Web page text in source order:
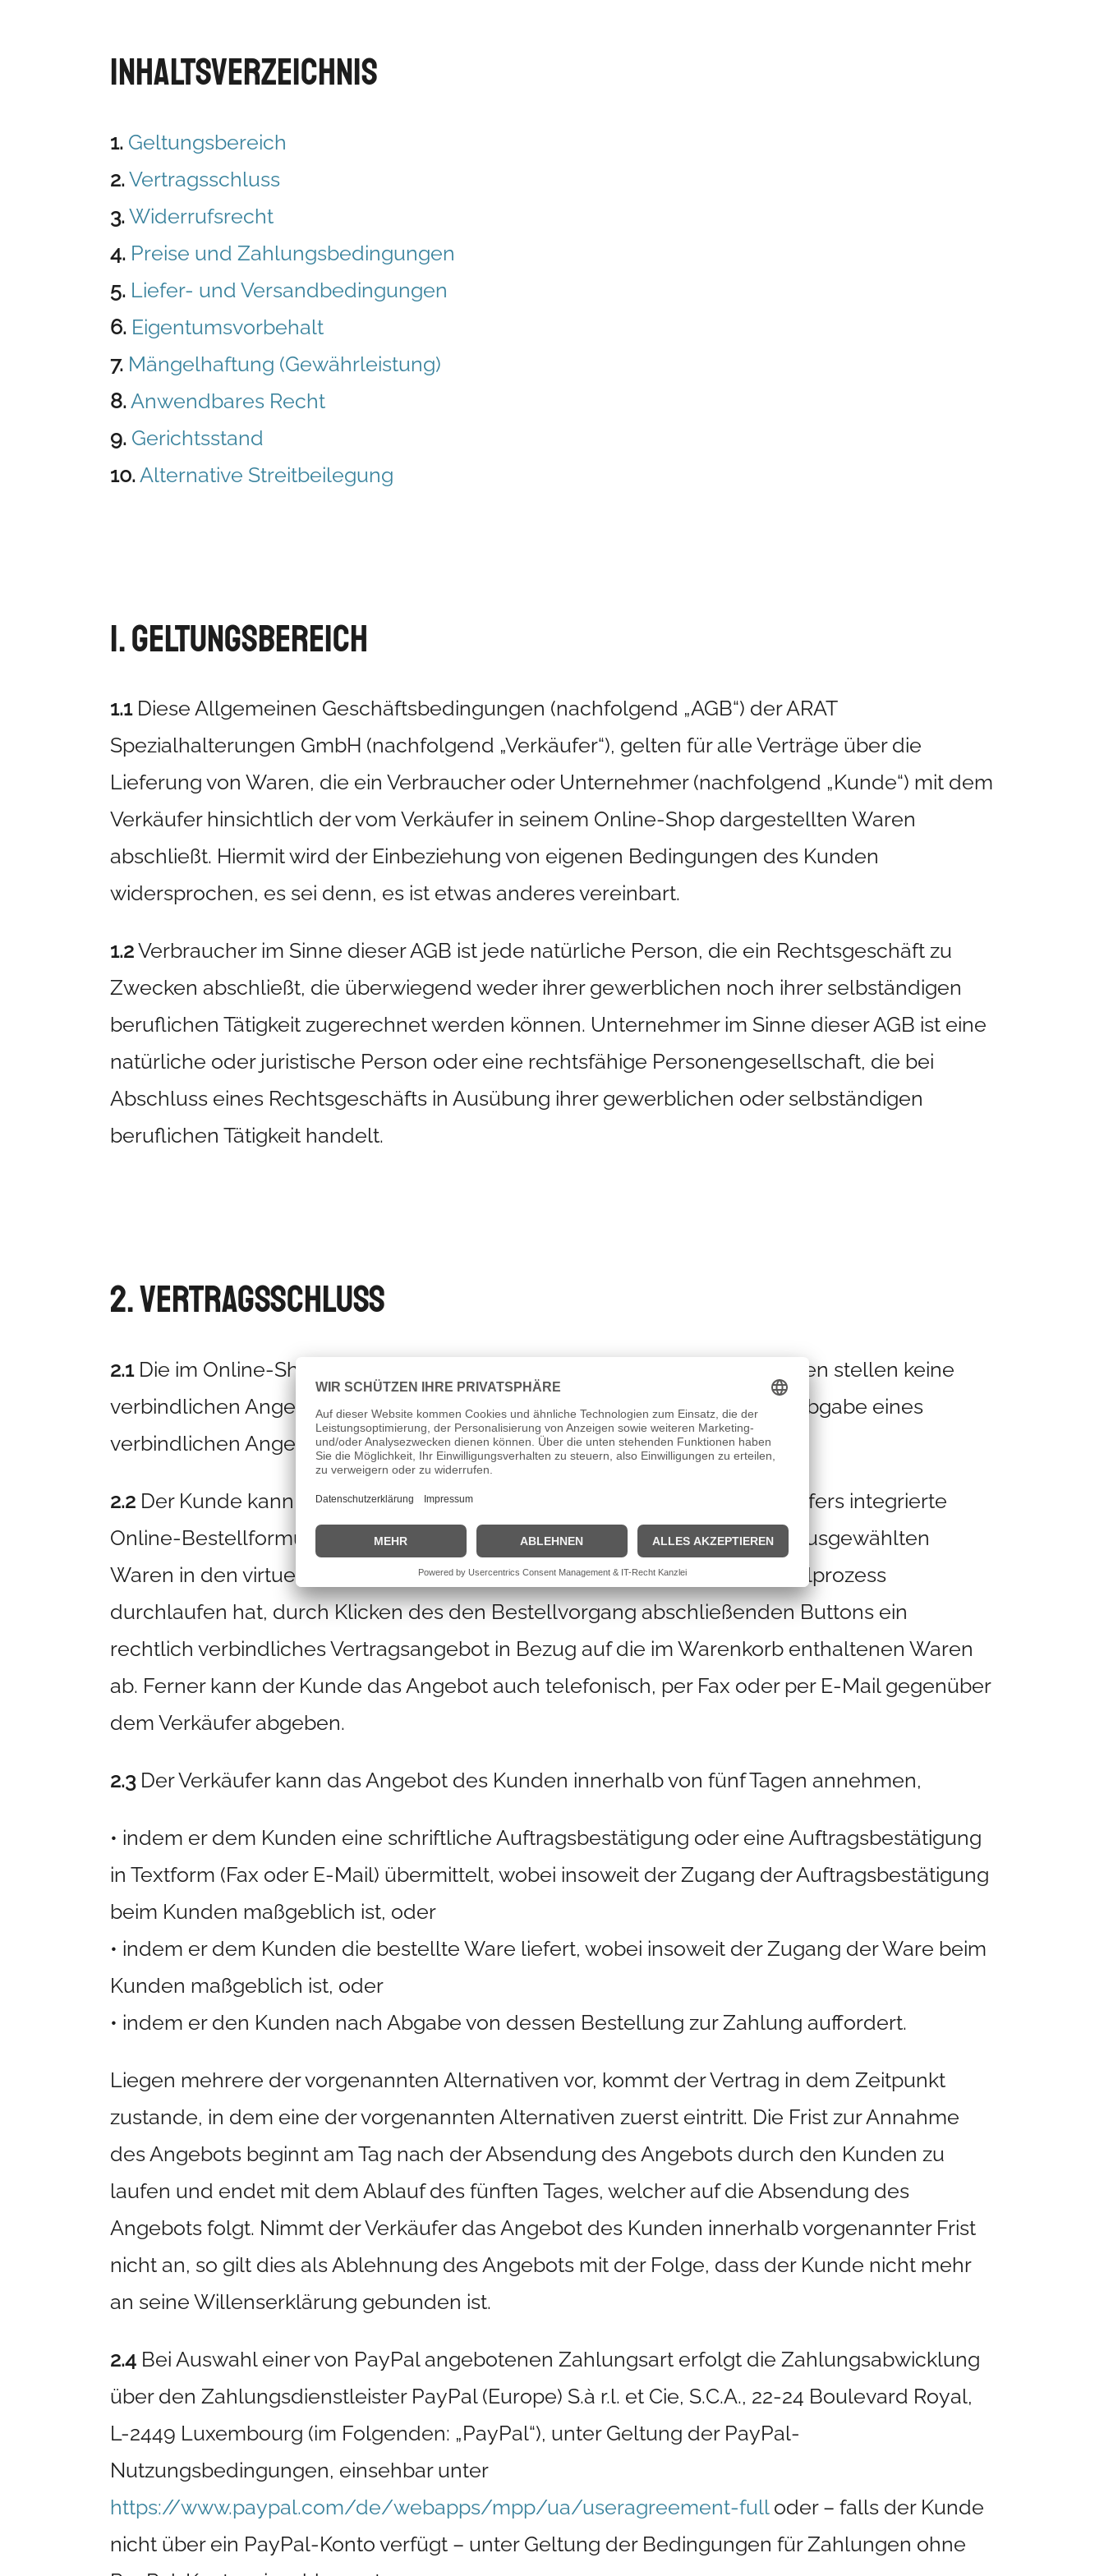
Inhaltsverzeichnis
1. Geltungsbereich
2.Vertragsschluss
3.Widerrufsrecht
4. Preise und Zahlungsbedingungen
5. Liefer- und Versandbedingungen
6. Eigentumsvorbehalt
7. Mängelhaftung (Gewährleistung)
8. Anwendbares Recht
9. Gerichtsstand
10. Alternative Streitbeilegung
1. Geltungsbereich
1.1Diese Allgemeinen Geschäftsbedingungen (nachfolgend „AGB“) der ARAT
Spezialhalterungen GmbH (nachfolgend „Verkäufer“), gelten für alle Verträge über die
Lieferung von Waren, die ein Verbraucher oder Unternehmer (nachfolgend „Kunde“) mit dem
Verkäufer hinsichtlich der vom Verkäufer in seinem Online-Shop dargestellten Waren
abschließt. Hiermit wird der Einbeziehung von eigenen Bedingungen des Kunden
widersprochen, es sei denn, es ist etwas anderes vereinbart.
1.2Verbraucher im Sinne dieser AGB ist jede natürliche Person, die ein Rechtsgeschäft zu
Zwecken abschließt, die überwiegend weder ihrer gewerblichen noch ihrer selbständigen
beruflichen Tätigkeit zugerechnet werden können. Unternehmer im Sinne dieser AGB ist eine
natürliche oder juristische Person oder eine rechtsfähige Personengesellschaft, die bei
Abschluss eines Rechtsgeschäfts in Ausübung ihrer gewerblichen oder selbständigen
beruflichen Tätigkeit handelt.
2. Vertragsschluss
2.1Die im Online-Shop des Verkäufers enthaltenen Produktbeschreibungen stellen keine
verbindlichen Angebote seitens des Verkäufers dar, sondern dienen zur Abgabe eines
verbindlichen Angebots durch den Kunden.
2.2 Der Kunde kann das Angebot über das in den Online-Shop des Verkäufers integrierte
Online-Bestellformular abgeben. Dabei gibt der Kunde, nachdem er die ausgewählten
Waren in den virtuellen Warenkorb gelegt und den elektronischen Bestellprozess
durchlaufen hat, durch Klicken des den Bestellvorgang abschließenden Buttons ein
rechtlich verbindliches Vertragsangebot in Bezug auf die im Warenkorb enthaltenen Waren
ab. Ferner kann der Kunde das Angebot auch telefonisch, per Fax oder per E-Mail gegenüber
dem Verkäufer abgeben.
2.3Der Verkäufer kann das Angebot des Kunden innerhalb von fünf Tagen annehmen,
• indem er dem Kunden eine schriftliche Auftragsbestätigung oder eine Auftragsbestätigung
in Textform (Fax oder E-Mail) übermittelt, wobei insoweit der Zugang der Auftragsbestätigung
beim Kunden maßgeblich ist, oder
• indem er dem Kunden die bestellte Ware liefert, wobei insoweit der Zugang der Ware beim
Kunden maßgeblich ist, oder
• indem er den Kunden nach Abgabe von dessen Bestellung zur Zahlung auffordert.
Liegen mehrere der vorgenannten Alternativen vor, kommt der Vertrag in dem Zeitpunkt
zustande, in dem eine der vorgenannten Alternativen zuerst eintritt. Die Frist zur Annahme
des Angebots beginnt am Tag nach der Absendung des Angebots durch den Kunden zu
laufen und endet mit dem Ablauf des fünften Tages, welcher auf die Absendung des
Angebots folgt. Nimmt der Verkäufer das Angebot des Kunden innerhalb vorgenannter Frist
nicht an, so gilt dies als Ablehnung des Angebots mit der Folge, dass der Kunde nicht mehr
an seine Willenserklärung gebunden ist.
2.4 Bei Auswahl einer von PayPal angebotenen Zahlungsart erfolgt die Zahlungsabwicklung
über den Zahlungsdienstleister PayPal (Europe) S.à r.l. et Cie, S.C.A., 22-24 Boulevard Royal,
L-2449 Luxembourg (im Folgenden: „PayPal“), unter Geltung der PayPal-
Nutzungsbedingungen, einsehbar unter
https://www.paypal.com/de/webapps/mpp/ua/useragreement-fulloder – falls der Kunde
nicht über ein PayPal-Konto verfügt – unter Geltung der Bedingungen für Zahlungen ohne